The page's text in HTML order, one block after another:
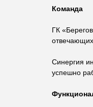
Команда
ГК
Синергия
успешно